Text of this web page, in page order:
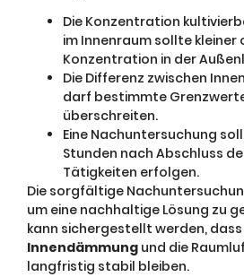
Die Konzentration
im Innenraum sollte kleiner
Konzentration in der
Die Differenz zwischen
darf bestimmte
überschreiten.
Eine Nachuntersuchung
Stunden nach Abschluss
Tätigkeiten erfolgen.
Die sorgfältige
um eine nachhaltige Lösung zu
kann sichergestellt werden,
Innendämmung und die
langfristig stabil bleiben.